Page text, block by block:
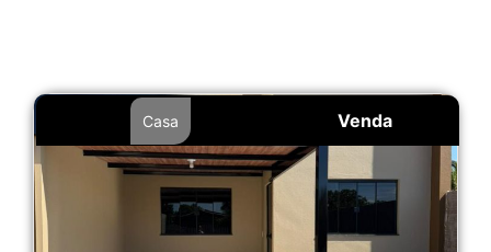
Venda
Casa